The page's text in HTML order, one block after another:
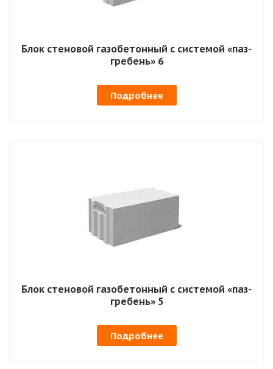
Блок стеновой газобетонный с системой «паз-
гребень» 6
Подробнее
Блок стеновой газобетонный с системой «паз-
гребень» 5
Подробнее